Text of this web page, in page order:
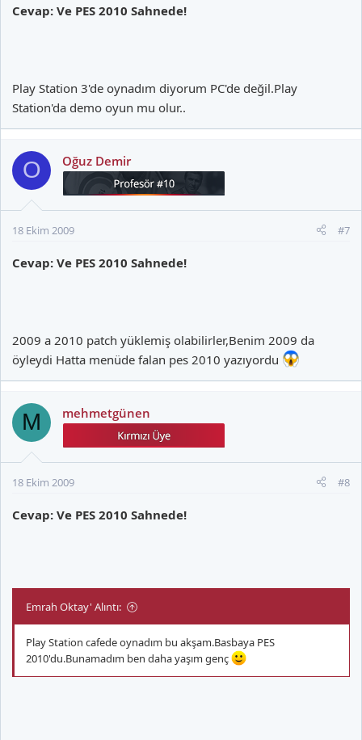
Cevap: Ve PES 2010 Sahnede!
Play Station 3'de oynadım diyorum PC'de değil.Play
Station'da demo oyun mu olur..
O Oğuz Demir
18 Ekim 2009 #7
Cevap: Ve PES 2010 Sahnede!
2009 a 2010 patch yüklemiş olabilirler,Benim 2009 da
öyleydi Hatta menüde falan pes 2010 yazıyordu
M mehmetgünen
18 Ekim 2009 #8
Cevap: Ve PES 2010 Sahnede!
Emrah Oktay' Alıntı:
Play Station cafede oynadım bu akşam.Basbaya PES
2010'du.Bunamadım ben daha yaşım genç